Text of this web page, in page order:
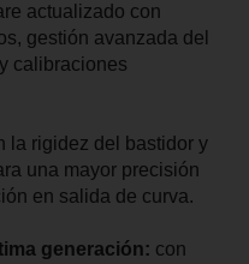
actualizado con
gestión avanzada del
calibraciones
la rigidez del bastidor y
una mayor precisión
en salida de curva.
generación: con